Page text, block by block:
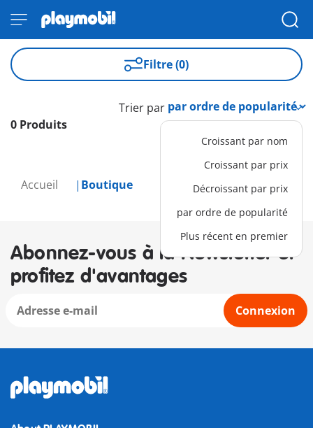
Accueil Boutique
Filtre (0)
0 Produits
Trier par
Croissant par nom
Croissant par prix
Décroissant par prix
par ordre de popularité
Plus récent en premier
Abonnez-vous à la Newsletter et
profitez d'avantages
Connexion